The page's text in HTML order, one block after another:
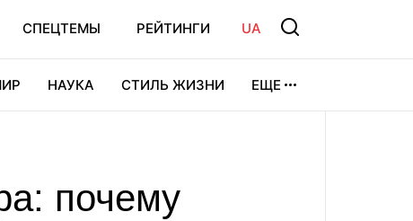
СПЕЦТЕМЫ РЕЙТИНГИ UA
НАУКА СТИЛЬ ЖИЗНИ ЕЩЕ
почему